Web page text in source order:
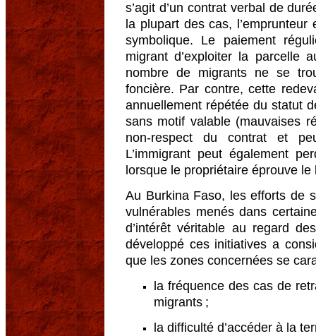
s’agit d’un contrat verbal de
la plupart des cas,
symbolique. Le paiement
migrant d’exploiter la parcelle
nombre de migrants ne se
foncière. Par contre, cette
annuellement répétée du statut
sans motif valable (mauvaises
non-respect du contrat et
L’immigrant peut également
lorsque le propriétaire éprouve
Au Burkina Faso, les efforts de
vulnérables menés dans
d’intérêt véritable au regard
développé ces initiatives a
que les zones concernées se
la fréquence des cas de
migrants ;
la difficulté d’accéder à la